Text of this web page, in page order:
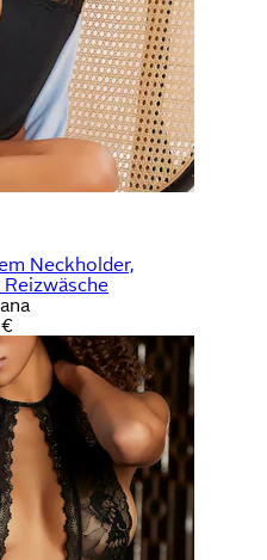
Neckholder,